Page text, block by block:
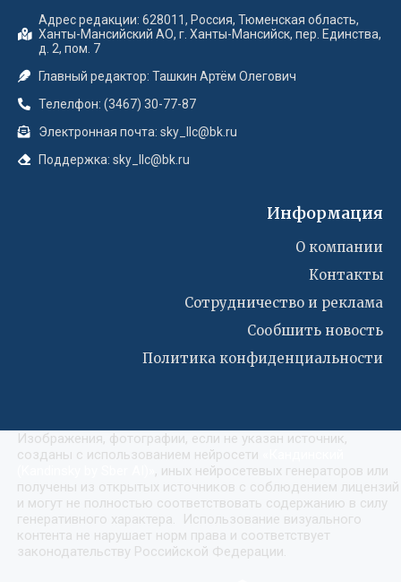
Адрес редакции: 628011, Россия, Тюменская область,
Ханты-Мансийский АО, г. Ханты-Мансийск, пер. Единства,
д. 2, пом. 7
Главный редактор: Ташкин Артём Олегович
Телелфон: (3467) 30-77-87
Электронная почта: sky_llc@bk.ru
Поддержка: sky_llc@bk.ru
Информация
О компании
Контакты
Сотрудничество и реклама
Сообшить новость
Политика конфиденциальности
Изображения, фотографии, если не указан источник,
созданы с использованием нейросети
, иных нейросетевых генераторов или
получены из открытых источников с соблюдением лицензий
и могут не полностью соответствовать содержанию в силу
генеративного характера. Использование визуального
контента не нарушает норм права и соответствует
законодательству Российской Федерации.